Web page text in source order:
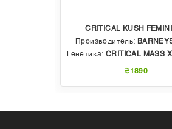
CRITICAL KUSH
Производитель:
Генетика:CRITICAL MASS X
₴1890